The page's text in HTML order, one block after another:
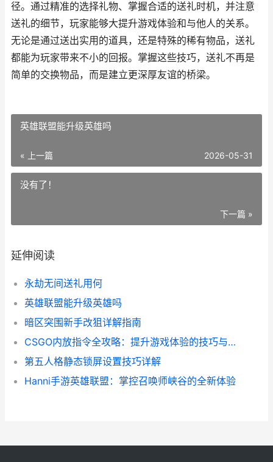
径。通过精准的选择礼物、掌握合适的送礼时机，并注意
送礼的细节，玩家能够大提升游戏体验和与他人的关系。
无论是通过送出实用的道具，还是特殊的稀有物品，送礼
都能为玩家带来不小的回报。掌握这些技巧，送礼不再是
简单的交换物品，而是建立更深厚友谊的桥梁。
英雄联盟能升级英雄吗
« 上一篇 2026-05-31
没有了！
下一篇 »
延伸阅读
永劫无间送礼用何
英雄联盟能升级英雄吗
暗区突围新手改狙详解指南
CSGO内放指令全攻略：提升游戏体验的技巧与玩法
第五人格静态锁屏设置技巧详解
Hanni手游英雄联盟：掌控召唤师峡谷的全新体验